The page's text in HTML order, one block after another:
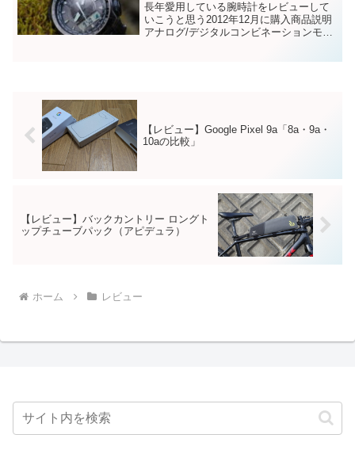
長年愛用している腕時計をレビューして
いこうと思う2012年12月に購入商品説明
アナログ/デジタルコンビネーションモデ
【レビュー】Google Pixel 9a「8a・9a・
10aの比較」
【レビュー】バックカントリー ロングト
ップチューブパック（アピデュラ）
ホーム レビュー